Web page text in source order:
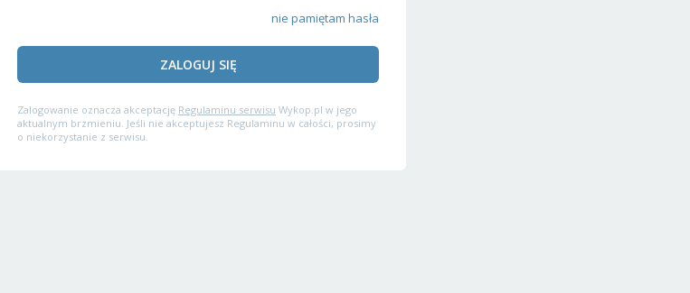
nie pamiętam hasła
ZALOGUJ SIĘ
Zalogowanie oznacza akceptację Regulaminu serwisu Wykop.pl w jego
aktualnym brzmieniu. Jeśli nie akceptujesz Regulaminu w całości, prosimy
o niekorzystanie z serwisu.